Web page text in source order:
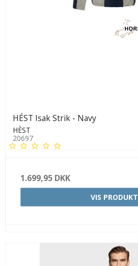
HÉST Isak Strik - Navy
HÈST
20697
1.699,95 DKK
VIS PRODUKT